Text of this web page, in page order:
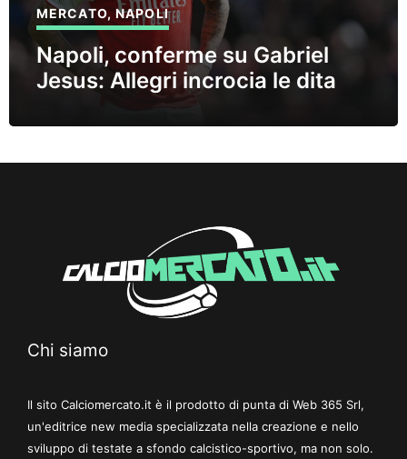
MERCATO,NAPOLI
Napoli, conferme su Gabriel
Jesus: Allegri incrocia le dita
Chi siamo
Il sito Calciomercato.it è il prodotto di punta di Web 365 Srl,
un'editrice new media specializzata nella creazione e nello
sviluppo di testate a sfondo calcistico-sportivo, ma non solo.